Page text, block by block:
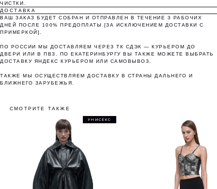
ЧИСТКИ.
ДОСТАВКА
ВАШ ЗАКАЗ БУДЕТ СОБРАН И ОТПРАВЛЕН В ТЕЧЕНИЕ 3 РАБОЧИХ
ДНЕЙ ПОСЛЕ 100% ПРЕДОПЛАТЫ [ЗА ИСКЛЮЧЕНИЕМ ДОСТАВКИ С
ПРИМЕРКОЙ].
ПО РОССИИ МЫ ДОСТАВЛЯЕМ ЧЕРЕЗ ТК СДЭК — КУРЬЕРОМ ДО
ДВЕРИ ИЛИ В ПВЗ. ПО ЕКАТЕРИНБУРГУ ВЫ ТАКЖЕ МОЖЕТЕ ВЫБРАТЬ
ДОСТАВКУ ЯНДЕКС КУРЬЕРОМ ИЛИ САМОВЫВОЗ.
ТАКЖЕ МЫ ОСУЩЕСТВЛЯЕМ ДОСТАВКУ В СТРАНЫ ДАЛЬНЕГО И
БЛИЖНЕГО ЗАРУБЕЖЬЯ.
СМОТРИТЕ ТАКЖЕ
УНИСЕКС